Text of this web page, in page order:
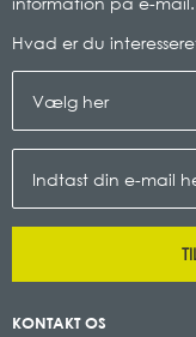
Hvad er du
KONTAKT OS